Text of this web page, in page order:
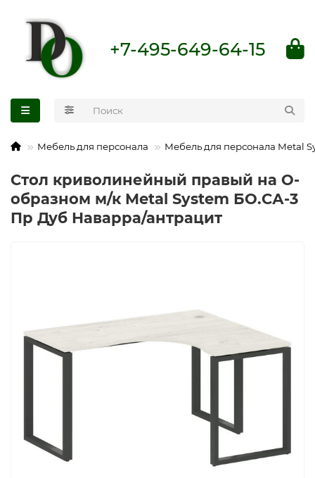
+7-495-649-64-15
Мебель для персонала Мебель для персонала Metal
Стол криволинейный правый на О-
образном м/к Metal System БО.СА-3
Пр Дуб Наварра/антрацит